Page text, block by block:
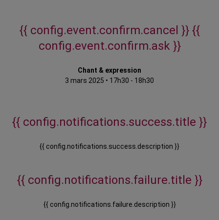
{{ config.event.confirm.cancel }} {{
config.event.confirm.ask }}
Chant & expression
3 mars 2025 • 17h30 - 18h30
{{ config.notifications.success.title }}
{{ config.notifications.success.description }}
{{ config.notifications.failure.title }}
{{ config.notifications.failure.description }}